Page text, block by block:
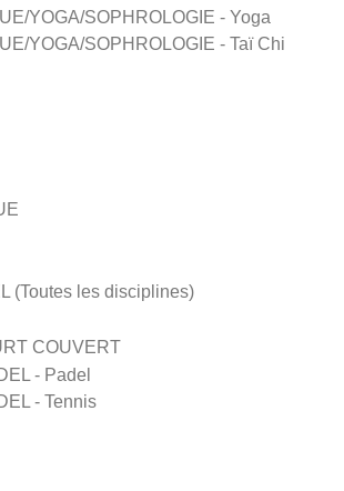
YOGA/SOPHROLOGIE - Yoga
YOGA/SOPHROLOGIE - Taï Chi
(Toutes les disciplines)
COUVERT
- Padel
- Tennis